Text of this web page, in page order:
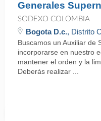
Generales
SODEXO COLOMBIA
Bogota D.c., Distrito
Buscamos un Auxiliar de
incorporarse en nuestro
mantener el orden y la
Deberás realizar ...